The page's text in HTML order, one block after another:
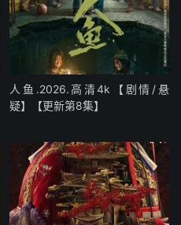
人鱼.2026.高清4k【剧情/悬
疑】【更新第8集】